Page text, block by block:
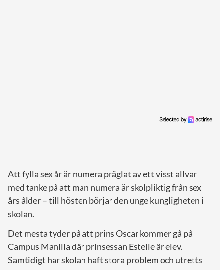
Att fylla sex år är numera präglat av ett visst allvar
med tanke på att man numera är skolpliktig från sex
års ålder – till hösten börjar den unge kungligheten i
skolan.
Det mesta tyder på att prins Oscar kommer gå på
Campus Manilla där prinsessan Estelle är elev.
Samtidigt har skolan haft stora problem och utretts